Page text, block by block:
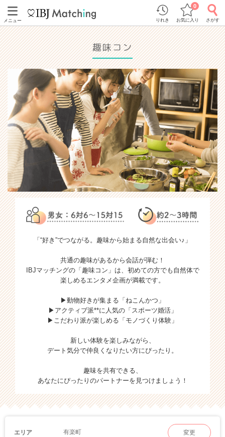
メニュー りれき お気に入り
0
さがす
趣味コン
「“好き”でつながる。趣味から始まる自然な出会い♪」
共通の趣味があるから会話が弾む！
IBJマッチングの「趣味コン」は、初めての方でも自然体で
楽しめるエンタメ企画が満載です。
▶動物好きが集まる「ねこんかつ」
▶アクティブ派**に人気の「スポーツ婚活」
▶こだわり派が楽しめる「モノづくり体験」
新しい体験を楽しみながら、
デート気分で仲良くなりたい方にぴったり。
趣味を共有できる、
あなたにぴったりのパートナーを見つけましょう！
エリア 有楽町 変更